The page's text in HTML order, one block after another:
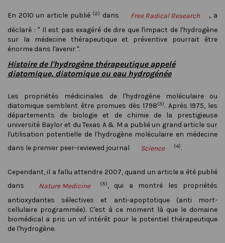
En 2010 un article publié (2) dans Free Radical Research , a
déclaré : " Il est pas exagéré de dire que l'impact de l'hydrogène
sur la médecine thérapeutique et préventive pourrait être
énorme dans l'avenir ".
Histoire de l'hydrogène thérapeutique appelé
diatomique, diatomique ou eau hydrogénée
Les propriétés médicinales de l'hydrogène moléculaire ou
diatomique semblent être promues dès 1798(3). Après 1975, les
départements de biologie et de chimie de la prestigieuse
université Baylor et du Texas A & M a publié un grand article sur
l'utilisation potentielle de l'hydrogène moléculaire en médecine
dans le premier peer-reviewed journal
Science (4).
Cependant, il a fallu attendre 2007, quand un article a été publié
dans
Nature Medicine (5), qui a montré les propriétés
antioxydantes sélectives et anti-apoptotique (anti mort-
cellulaire programmée). C'est à ce moment là que le domaine
biomédical a pris un vif intérêt pour le potentiel thérapeutique
de l'hydrogène.